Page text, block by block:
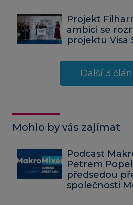
Projekt
ambici se
projektu Visa
Další 3
Mohlo by vás zajímat
Podcast
Petrem
předsedou
společnosti